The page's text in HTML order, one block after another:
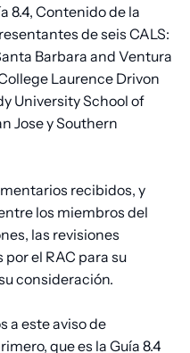
8.4, Contenido de la
de seis CALS:
Barbara and Ventura
Laurence Drivon
University School of
Jose y Southern
recibidos, y
los miembros del
las revisiones
el RAC para su
consideración.
a este aviso de
que es la Guía 8.4